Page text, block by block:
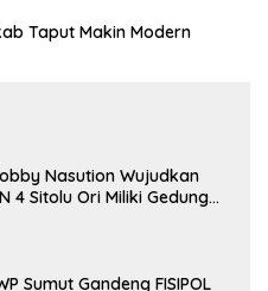
Taput Makin Modern
Nasution Wujudkan
4 Sitolu Ori Miliki Gedung
Sumut Gandeng FISIPOL